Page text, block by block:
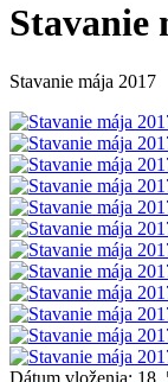
Stavanie
Stavanie mája 2017
Dátum vloženia: 18.